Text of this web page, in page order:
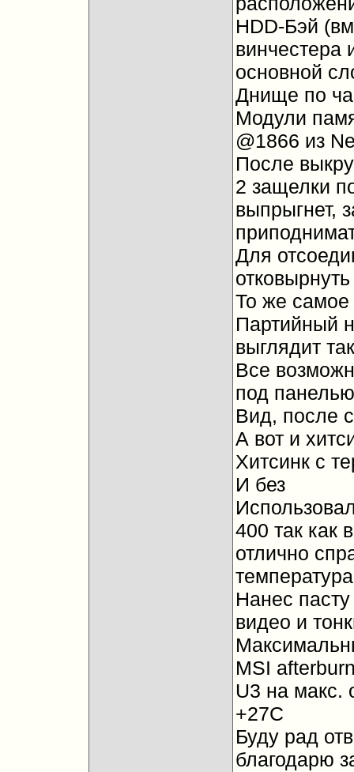
HDD-Бэй
винчестера
основной
Днище по
Модули
@1866 из
После
2 защелки
выпрыгнет,
Для
То же самое
Партийный
выглядит
Все
под панелью
Вид, после
А вот и
Хитсинк с
И без
400 так как
отлично
Нанес
видео и
MSI
U3 на макс.
+27С
Буду рад
благодарю